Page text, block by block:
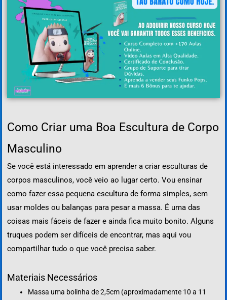
Como Criar uma Boa Escultura de Corpo
Masculino
Se você está interessado em aprender a criar esculturas de
corpos masculinos, você veio ao lugar certo. Vou ensinar
como fazer essa pequena escultura de forma simples, sem
usar moldes ou balanças para pesar a massa. É uma das
coisas mais fáceis de fazer e ainda fica muito bonito. Alguns
truques podem ser difíceis de encontrar, mas aqui vou
compartilhar tudo o que você precisa saber.
Materiais Necessários
Massa uma bolinha de 2,5cm (aproximadamente 10 a 11